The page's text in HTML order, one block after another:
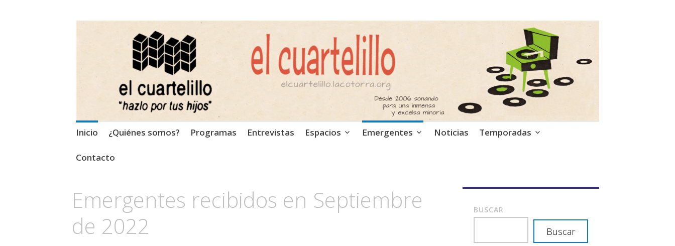
El Cuartelillo
Programa de radio de música independiente. Podcast
Saltar
contenido
Inicio ¿Quiénes somos? Programas Entrevistas Espacios Emergentes Noticias Temporadas
Contacto
Emergentes recibidos en Septiembre
de 2022
BUSCAR
Buscar